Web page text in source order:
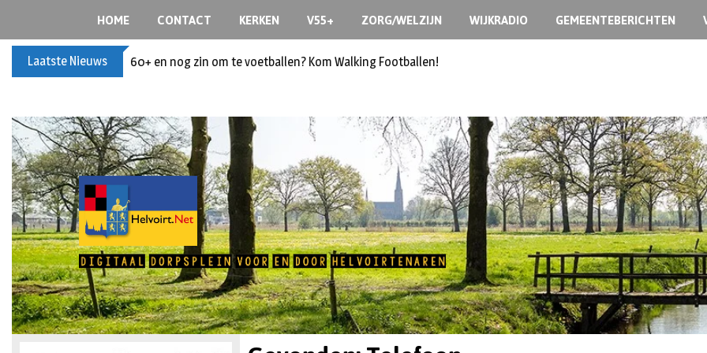
HOME CONTACT KERKEN V55+ ZORG/WELZIJN WIJKRADIO GEMEENTEBERICHTEN
Laatste Nieuws 60+ en nog zin om te voetballen? Kom Walking Footballen!